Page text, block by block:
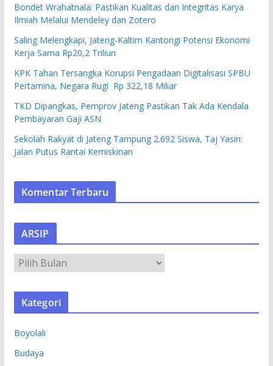
Bondet Wrahatnala: Pastikan Kualitas dan Integritas Karya
Ilmiah Melalui Mendeley dan Zotero
Saling Melengkapi, Jateng-Kaltim Kantongi Potensi Ekonomi
Kerja Sama Rp20,2 Triliun
KPK Tahan Tersangka Korupsi Pengadaan Digitalisasi SPBU
Pertamina, Negara Rugi Rp 322,18 Miliar
TKD Dipangkas, Pemprov Jateng Pastikan Tak Ada Kendala
Pembayaran Gaji ASN
Sekolah Rakyat di Jateng Tampung 2.692 Siswa, Taj Yasin:
Jalan Putus Rantai Kemiskinan
Komentar Terbaru
ARSIP
R
S
Kategori
Boyolali
Budaya